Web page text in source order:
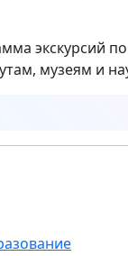
экскурсий
музеям и